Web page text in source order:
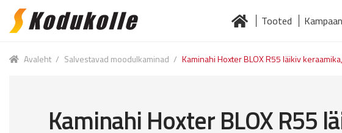
Skip
navigation
Skip
content
Tooted
Avaleht / Salvestavad moodulkaminad / Kaminahi Hoxter BLOX R55 läikiv
Kaminahi Hoxter BLOX R55